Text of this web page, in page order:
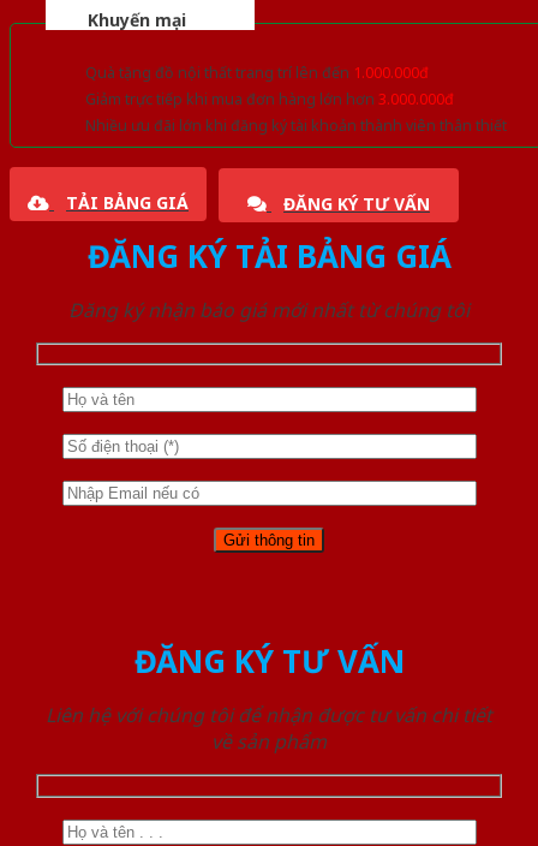
Khuyến mại
Quà tặng đồ nội thất trang trí lên đến 1.000.000đ
Giảm trực tiếp khi mua đơn hàng lớn hơn 3.000.000đ
Nhiều ưu đãi lớn khi đăng ký tài khoản thành viên thân thiết
TẢI BẢNG GIÁ ĐĂNG KÝ TƯ VẤN
ĐĂNG KÝ TẢI BẢNG GIÁ
Đăng ký nhận báo giá mới nhất từ chúng tôi
ĐĂNG KÝ TƯ VẤN
Liên hệ với chúng tôi để nhận được tư vấn chi tiết
về sản phẩm